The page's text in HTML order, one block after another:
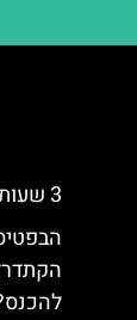
3 שעות קורס הכנת פסטה בפיזה